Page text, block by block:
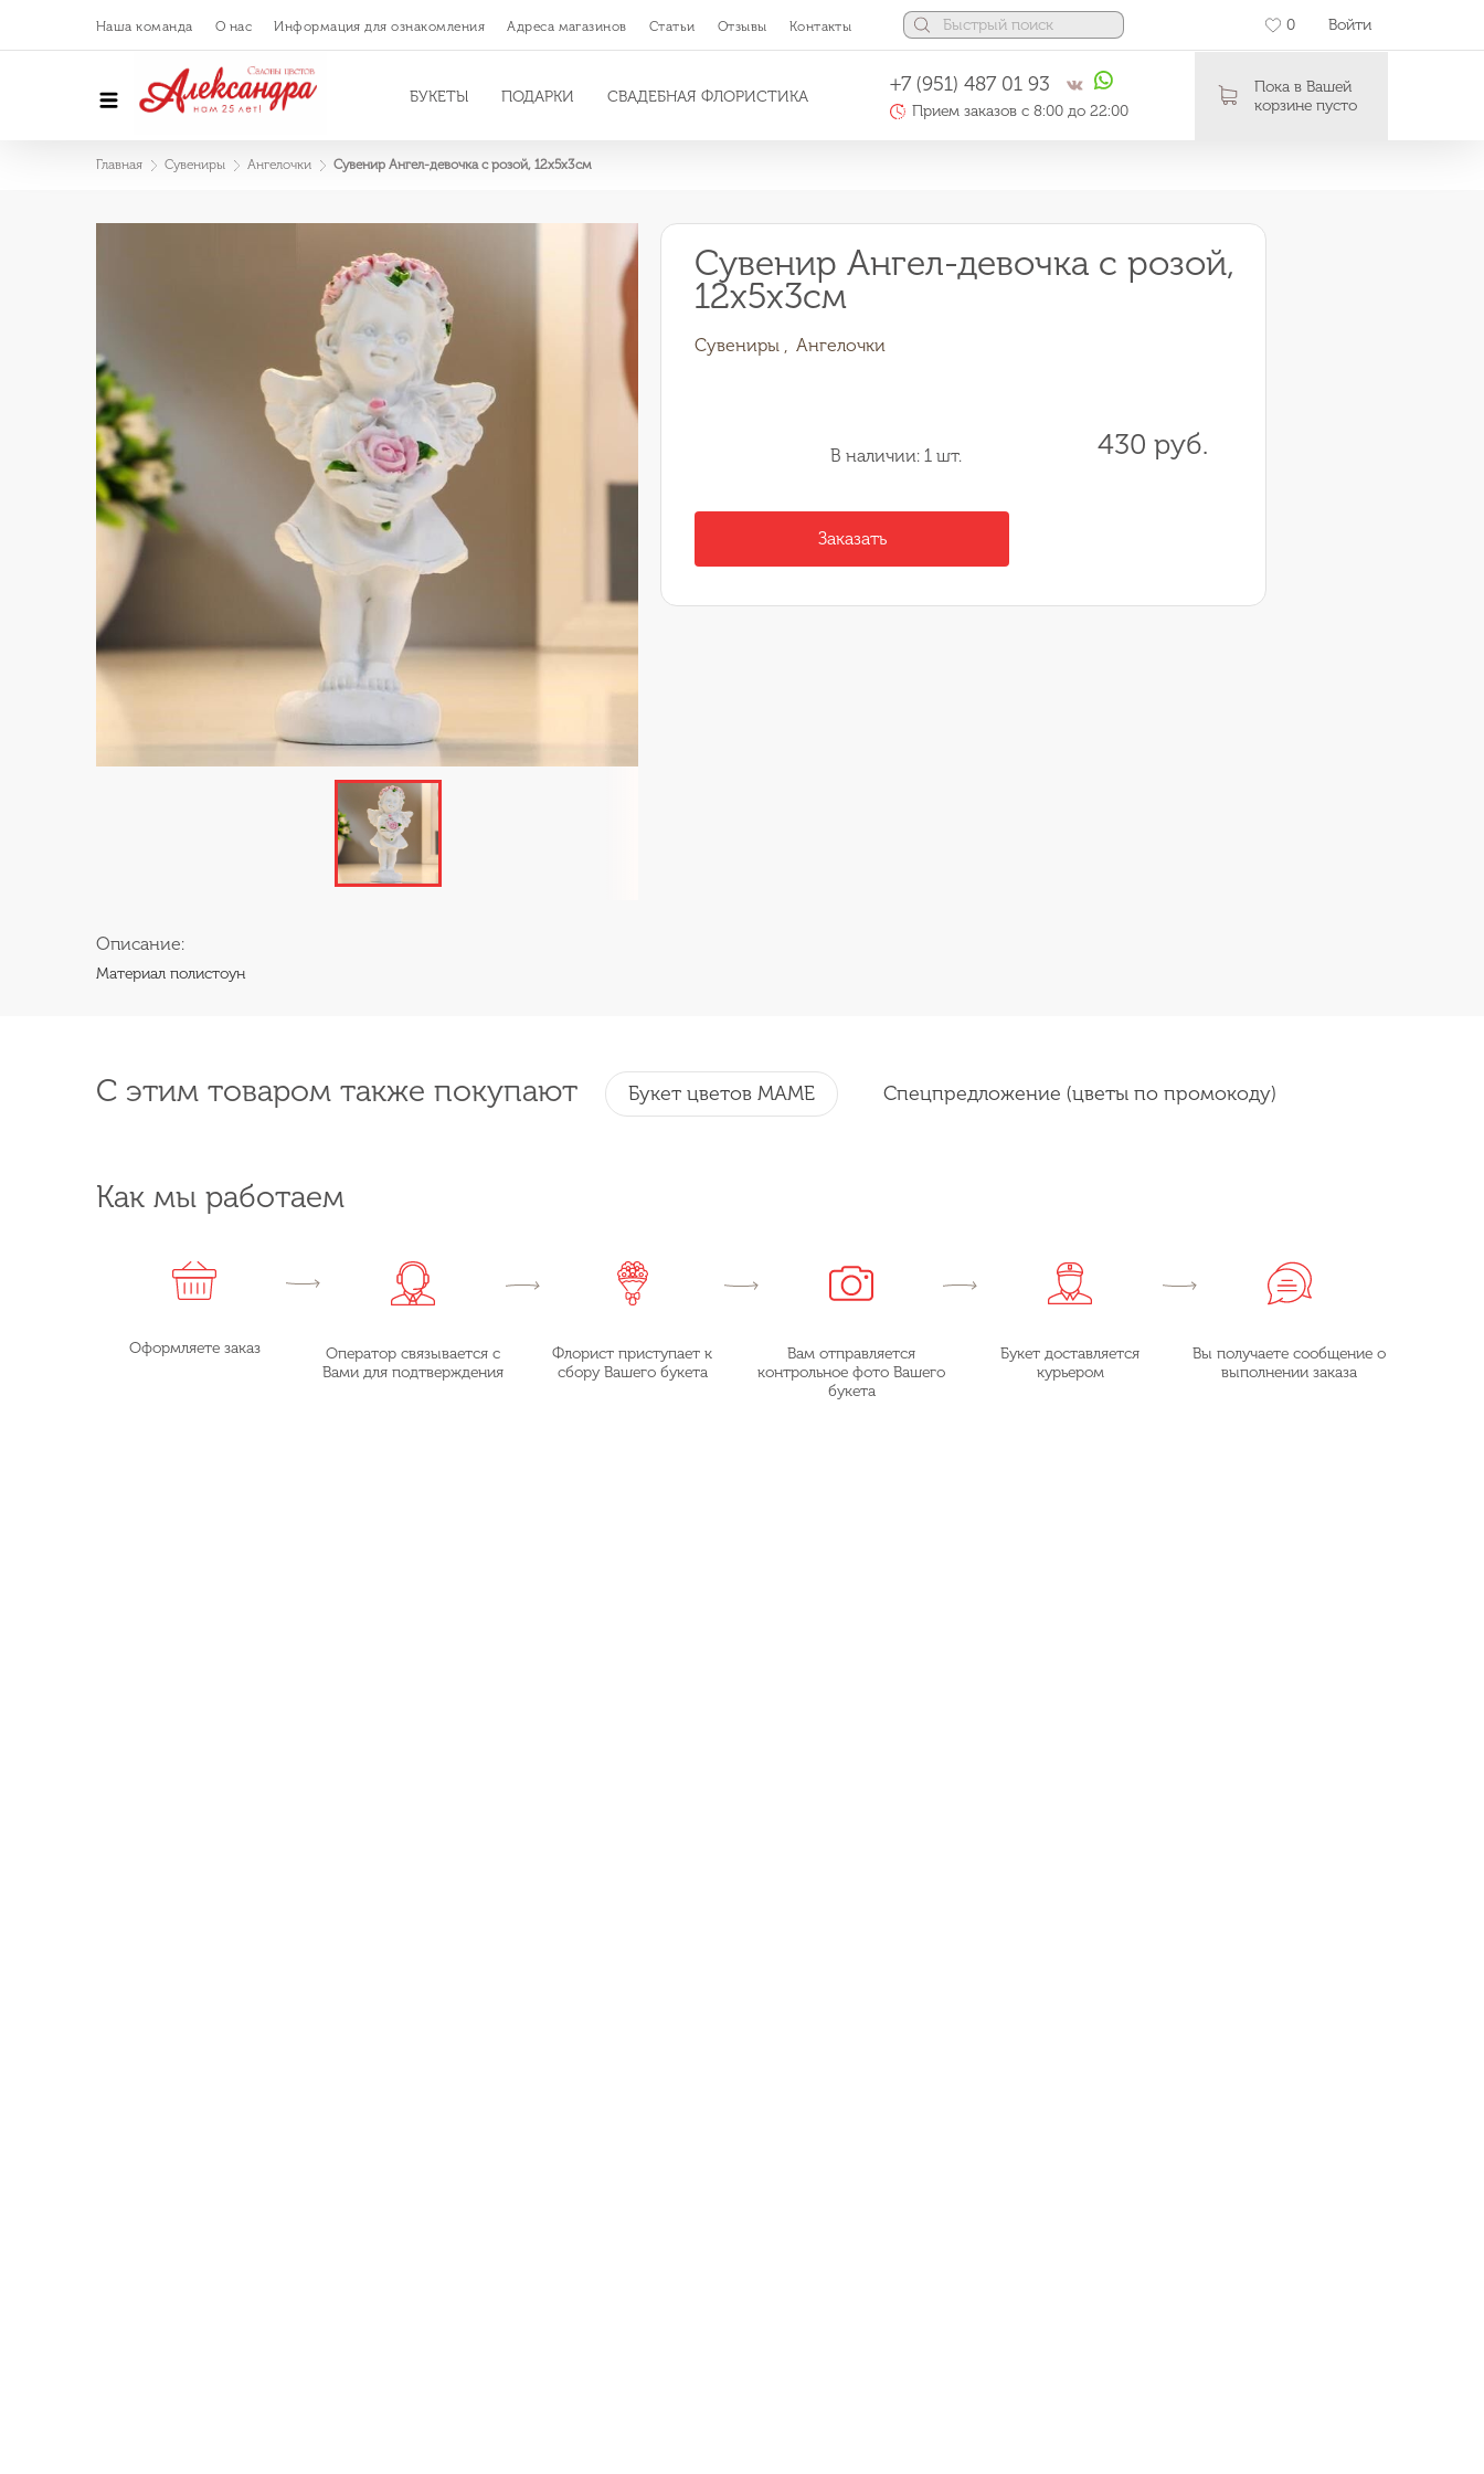
Наша команда О нас Информация для ознакомления Адреса магазинов Статьи Отзывы Контакты 0 Войти
БУКЕТЫ ПОДАРКИ СВАДЕБНАЯ ФЛОРИСТИКА
+7 (951) 487 01 93
Прием заказов с 8:00 до 22:00
Пока в Вашей
корзине пусто
Главная Сувениры Ангелочки Сувенир Ангел-девочка с розой, 12х5х3см
Описание:
Материал полистоун
Сувенир Ангел-девочка с розой,
12х5х3см
Сувениры , Ангелочки
В наличии: 1 шт. 430 руб.
Заказать
С этим товаром также покупают Букет цветов МАМЕ Спецпредложение (цветы по промокоду)
Как мы работаем
Оформляете заказ
Оператор связывается с
Вами для подтверждения
Флорист приступает к
сбору Вашего букета
Вам отправляется
контрольное фото Вашего
букета
Букет доставляется
курьером
Вы получаете сообщение о
выполнении заказа